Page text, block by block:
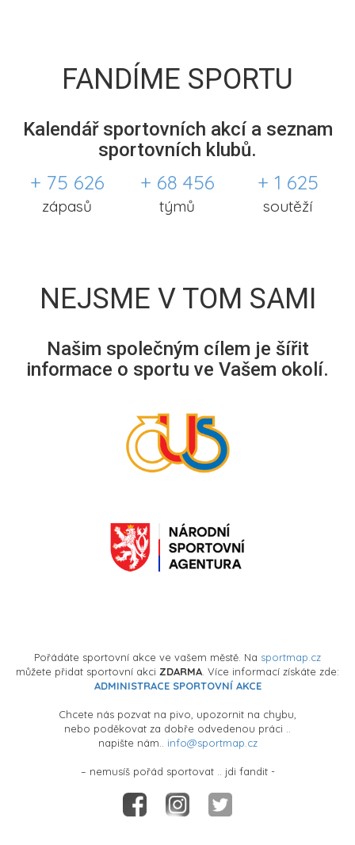
FANDÍME SPORTU
Kalendář sportovních akcí a seznam
sportovních klubů.
+ 75 626
zápasů
+ 68 456
týmů
+ 1 625
soutěží
NEJSME V TOM SAMI
Našim společným cílem je šířit
informace o sportu ve Vašem okolí.
Pořádáte sportovní akce ve vašem městě. Na sportmap.cz
můžete přidat sportovní akci ZDARMA . Více informací získáte zde:
ADMINISTRACE SPORTOVNÍ AKCE
Chcete nás pozvat na pivo, upozornit na chybu,
nebo poděkovat za dobře odvedenou práci ..
napište nám.. info@sportmap.cz
– nemusíš pořád sportovat .. jdi fandit -